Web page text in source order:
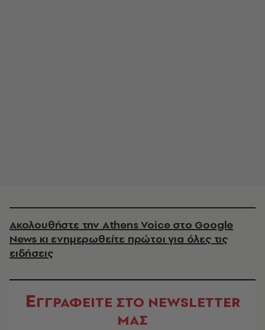
Ακολουθήστε την Athens Voice στο Google
News κι ενημερωθείτε πρώτοι για όλες τις
ειδήσεις
ΕΓΓΡΑΦΕΙΤΕ ΣΤΟ NEWSLETTER
ΜΑΣ